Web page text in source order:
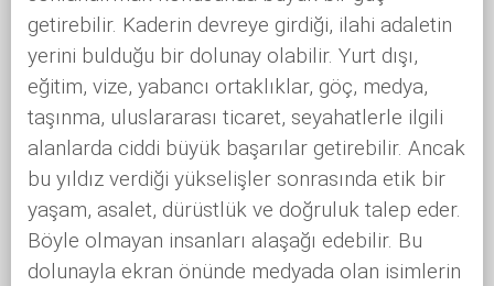
getirebilir. Kaderin devreye girdiği, ilahi adaletin
yerini bulduğu bir dolunay olabilir. Yurt dışı,
eğitim, vize, yabancı ortaklıklar, göç, medya,
taşınma, uluslararası ticaret, seyahatlerle ilgili
alanlarda ciddi büyük başarılar getirebilir. Ancak
bu yıldız verdiği yükselişler sonrasında etik bir
yaşam, asalet, dürüstlük ve doğruluk talep eder.
Böyle olmayan insanları alaşağı edebilir. Bu
dolunayla ekran önünde medyada olan isimlerin